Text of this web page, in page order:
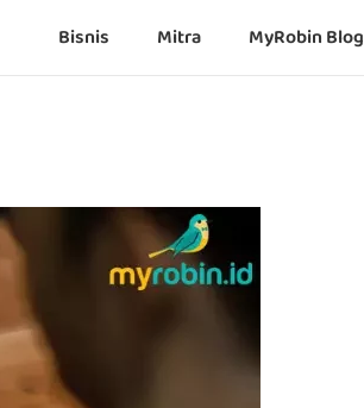
Bisnis Mitra MyRobin Blog